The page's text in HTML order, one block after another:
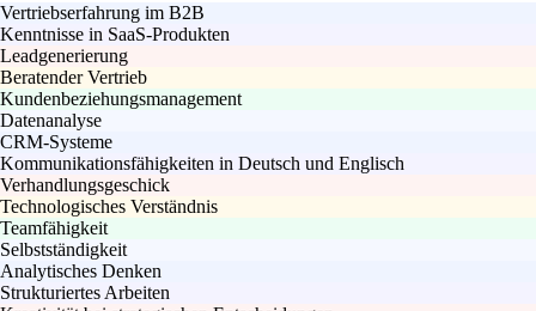
Vertriebserfahrung im B2B
Kenntnisse in SaaS-Produkten
Leadgenerierung
Beratender Vertrieb
Kundenbeziehungsmanagement
Datenanalyse
CRM-Systeme
Kommunikationsfähigkeiten in Deutsch und Englisch
Verhandlungsgeschick
Technologisches Verständnis
Teamfähigkeit
Selbstständigkeit
Analytisches Denken
Strukturiertes Arbeiten